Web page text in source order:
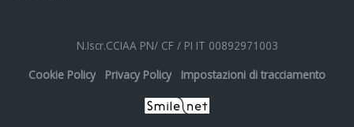
N.Iscr.CCIAA PN/ CF / PI IT 00892971003
Cookie Policy
Privacy Policy Impostazioni di tracciamento